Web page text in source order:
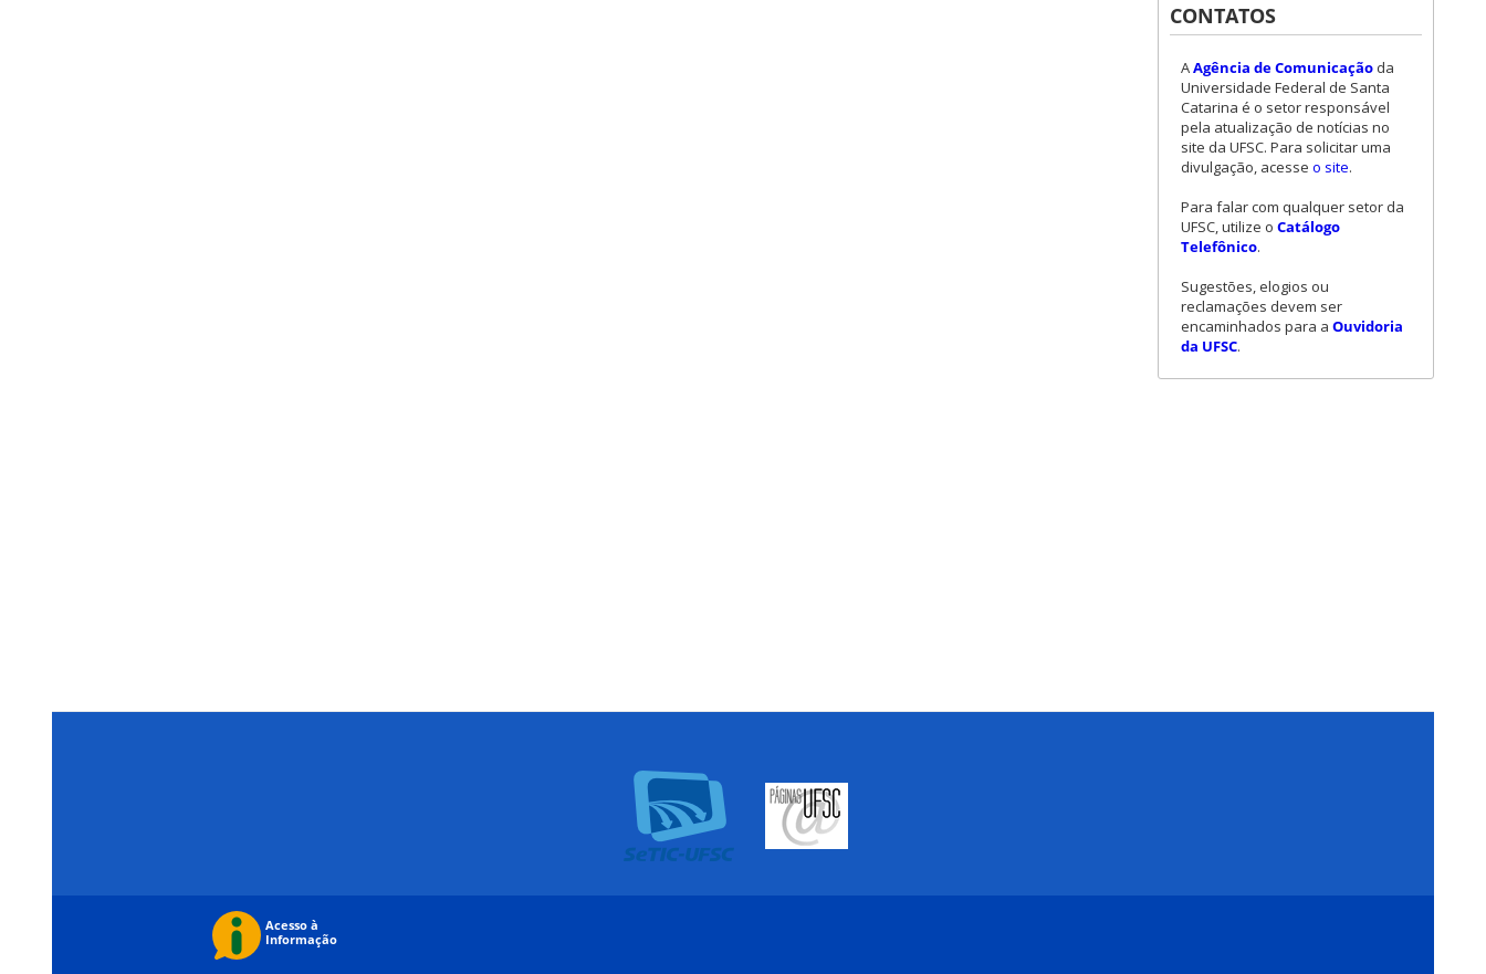
CONTATOS
AAgência de Comunicação da
Universidade Federal de Santa
Catarina é o setor responsável
pela atualização de notícias no
site da UFSC. Para solicitar uma
divulgação, acesse o site.
Para falar com qualquer setor da
UFSC, utilize o Catálogo
Telefônico.
Sugestões, elogios ou
reclamações devem ser
encaminhados para a Ouvidoria
da UFSC.